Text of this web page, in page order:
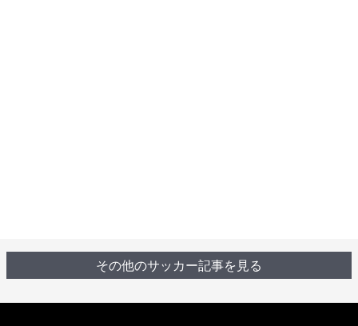
その他のサッカー記事を見る